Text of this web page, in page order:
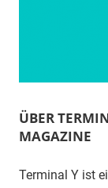
ÜBER
MAGAZINE
Terminal Y ist